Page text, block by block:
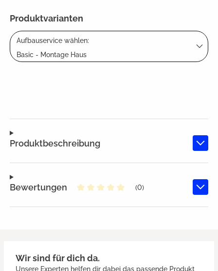
Produktvarianten
Aufbauservice wählen:
Basic - Montage Haus
Produktbeschreibung
Bewertungen
(0)
Wir sind für dich da.
Unsere Experten helfen dir dabei das passende Produkt